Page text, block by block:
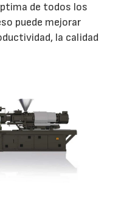
de todos los
puede mejorar
la calidad